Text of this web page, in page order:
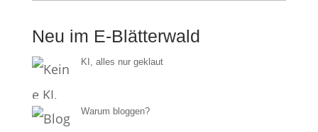
Blätterwald
Neu im E-Blätterwald
KI, alles nur geklaut
Warum bloggen?